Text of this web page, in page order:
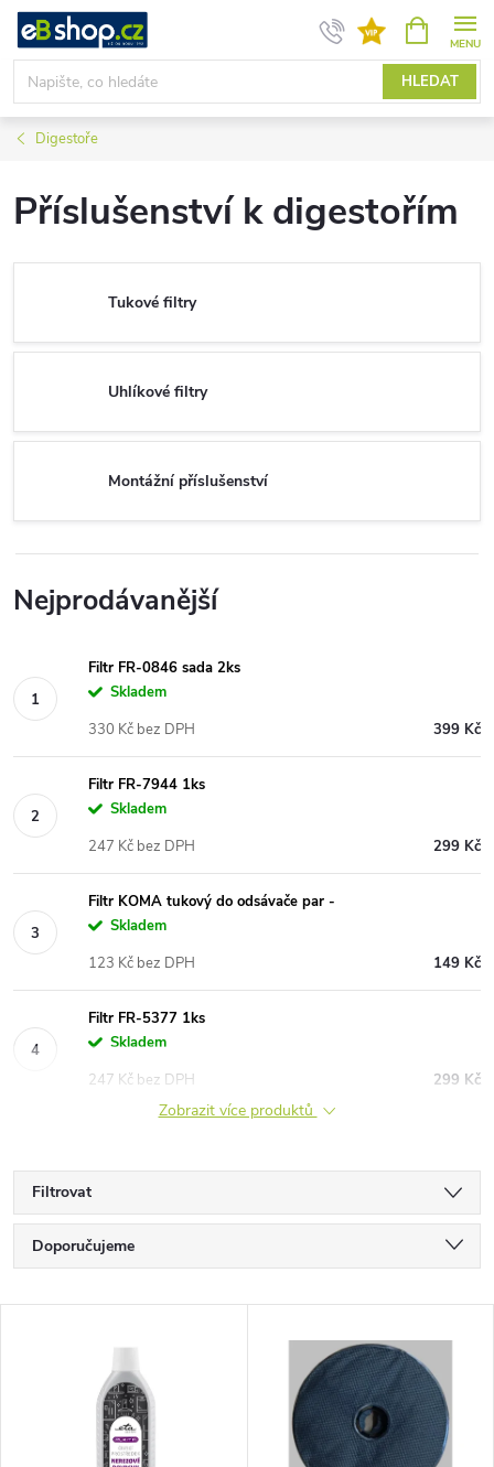
Přejít
obsah
HLEDAT
NÁKUPNÍ
KOŠÍK
Digestoře
Příslušenství k digestořím
Tukové filtry
Uhlíkové filtry
Montážní příslušenství
Nejprodávanější
Filtr FR-0846 sada 2ks
Skladem
399 Kč
330 Kč bez DPH
Filtr FR-7944 1ks
Skladem
299 Kč
247 Kč bez DPH
Filtr KOMA tukový do odsávače par -
Skladem
149 Kč
123 Kč bez DPH
Filtr FR-5377 1ks
Skladem
299 Kč
247 Kč bez DPH
Zobrazit více produktů
Filtrovat
Ř
a
Doporučujeme
Nejprodávanější